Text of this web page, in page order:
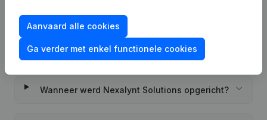
Wat is het btw-nummer van Nexalynt Solutions?
Wat is het PEPPOL ID van Nexalynt Solutions?
Wanneer werd Nexalynt Solutions opgericht?
Aanvaard alle cookies
Ga verder met enkel functionele cookies